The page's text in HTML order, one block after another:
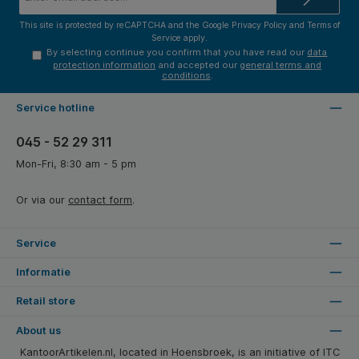
This site is protected by reCAPTCHA and the Google Privacy Policyand Terms of
Service apply.
By selecting continue you confirm that you have read our data
protection information and accepted our general terms and
conditions.
Service hotline
045 - 52 29 311
Mon-Fri, 8:30 am - 5 pm
Or via our contact form.
Service
Informatie
Retail store
About us
KantoorArtikelen.nl, located in Hoensbroek, is an initiative of ITC